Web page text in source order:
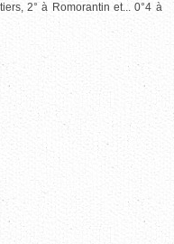
2° à Romorantin et... 0°4 à